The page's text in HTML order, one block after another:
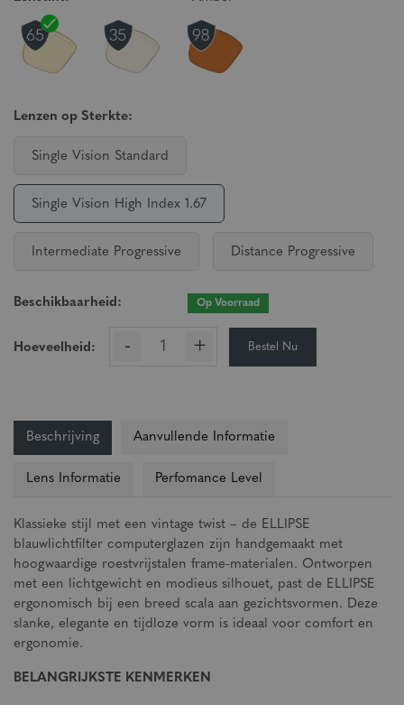
Lenzen op Sterkte:
Single Vision Standard
Single Vision High Index 1.67
Intermediate Progressive Distance Progressive
Beschikbaarheid: Op Voorraad
Hoeveelheid: - + Bestel Nu
Beschrijving Aanvullende Informatie
Lens Informatie Perfomance Level
Klassieke stijl met een vintage twist – de ELLIPSE
blauwlichtfilter computerglazen zijn handgemaakt met
hoogwaardige roestvrijstalen frame-materialen. Ontworpen
met een lichtgewicht en modieus silhouet, past de ELLIPSE
ergonomisch bij een breed scala aan gezichtsvormen. Deze
slanke, elegante en tijdloze vorm is ideaal voor comfort en
ergonomie.
BELANGRIJKSTE KENMERKEN